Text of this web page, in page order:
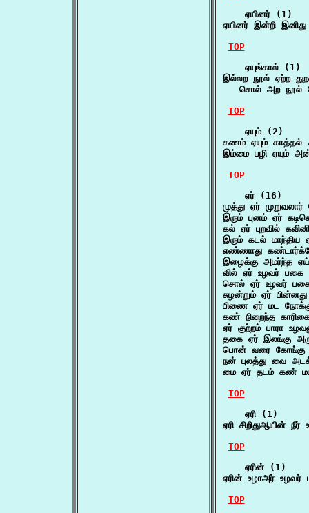
    ஏயினர் (1)
ஏயினர் இன்றி
TOP
    ஏயுங்கால் (1)
இல்லற நூல் ஏற்ற
சொல் அற நூல்
TOP
    ஏயும் (2)
கணம் ஏயும் காத்தல்
இம்மை பழி ஏயும்
TOP
    ஏர் (16)
முத்து ஏர்
இரும் புனம் ஏர்
கல் ஏர் புறவில்
இரும் கடல்
எண்ணாது
இழைக்கு அமர்ந்த
வில் ஏர் உழவர்
சொல் ஏர் உழவர்
சுழன்றும் ஏர்
பிணை ஏர் மட
கண் நிறைந்த
ஏர் குற்றம் பாரா
தகை ஏர் இலங்கு
பொன் வரை கோங்கு
நன் புலத்து வை
மை ஏர் தடம் கண்
TOP
    ஏரி (1)
ஏரி சிறிதுஆயின்
TOP
    ஏரின் (1)
ஏரின் உழாஅர் உழவர்
TOP